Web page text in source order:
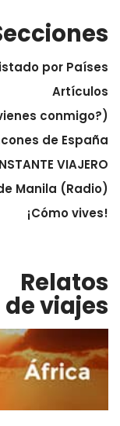
por Países
Artículos
conmigo?)
de España
VIAJERO
Manila (Radio)
¡Cómo vives!
Relatos
de viajes